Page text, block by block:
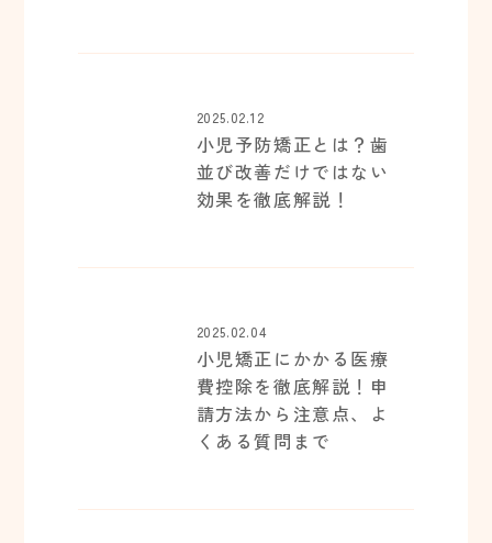
2025.02.12
小児予防矯正とは？歯
並び改善だけではない
効果を徹底解説！
2025.02.04
小児矯正にかかる医療
費控除を徹底解説！申
請方法から注意点、よ
くある質問まで